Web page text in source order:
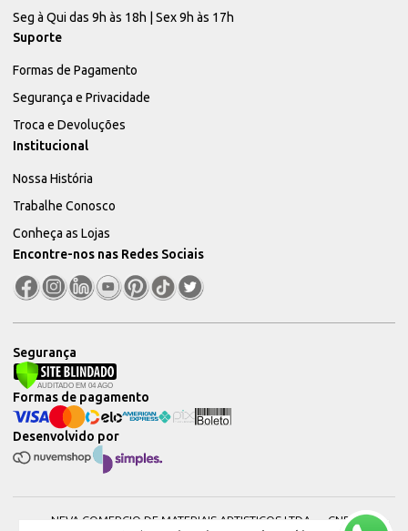
Seg à Qui das 9h às 18h | Sex 9h às 17h
Suporte
Formas de Pagamento
Segurança e Privacidade
Troca e Devoluções
Institucional
Nossa História
Trabalhe Conosco
Conheça as Lojas
Encontre-nos nas Redes Sociais
Segurança
Desenvolvido por
Formas de pagamento
NEVA COMERCIO DE MATERIAIS ARTISTICOS LTDA — CNPJ: